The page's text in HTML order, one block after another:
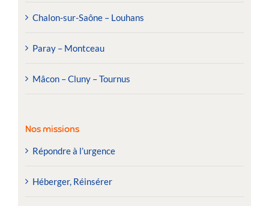
Chalon-sur-Saône – Louhans
Paray – Montceau
Mâcon – Cluny – Tournus
Nos missions
Répondre à l’urgence
Héberger, Réinsérer